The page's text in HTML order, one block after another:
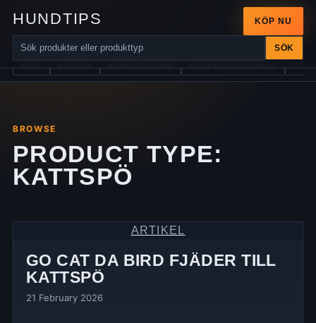
HUNDTIPS
SÖK
KÖP NU
ALLA APOTEK BILBÄLTE HUND BILSKYDD FÖR HUND
BROWSE
PRODUCT TYPE:
KATTSPÖ
ARTIKEL
GO CAT DA BIRD FJÄDER TILL
KATTSPÖ
21 February 2026